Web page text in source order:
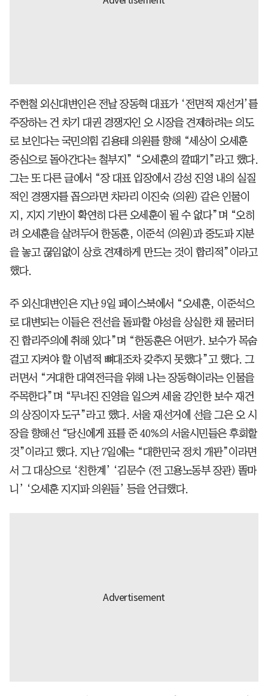
주현철 외신대변인은 전날 장동혁 대표가 ‘전면적 재선거’를
주장하는 건 차기 대권 경쟁자인 오 시장을 견제하려는 의도
로 보인다는 국민의힘 김용태 의원를 향해 “세상이 오세훈
중심으로 돌아간다는 철부지” “오세훈의 깔때기”라고 했다.
그는 또 다른 글에서 “장 대표 입장에서 강성 진영 내의 실질
적인 경쟁자를 꼽으라면 차라리 이진숙 (의원) 같은 인물이
지, 지지 기반이 확연히 다른 오세훈이 될 수 없다”며 “오히
려 오세훈을 살려두어 한동훈, 이준석 (의원)과 중도파 지분
을 놓고 끊임없이 상호 견제하게 만드는 것이 합리적”이라고
했다.
주 외신대변인은 지난 9일 페이스북에서 “오세훈, 이준석으
로 대변되는 이들은 전선을 돌파할 야성을 상실한 채 물러터
진 합리주의에 취해 있다”며 “한동훈은 어떤가. 보수가 목숨
걸고 지켜야 할 이념적 뼈대조차 갖추지 못했다”고 했다. 그
러면서 “거대한 대역전극을 위해 나는 장동혁이라는 인물을
주목한다”며 “무너진 진영을 일으켜 세울 강인한 보수 재건
의 상징이자 도구”라고 했다. 서울 재선거에 선을 그은 오 시
장을 향해선 “당신에게 표를 준 40%의 서울시민들은 후회할
것”이라고 했다. 지난 7일에는 “대한민국 정치 개판”이라면
서 그 대상으로 ‘친한계’ ‘김문수 (전 고용노동부 장관) 똘마
니’ ‘오세훈 지지파 의원들’ 등을 언급했다.